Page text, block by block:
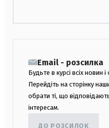
Email - розсилка
Будьте в курсі всіх новин
Перейдіть на сторінку
обрати ті, що
інтересам.
ДО РОЗСИЛОК